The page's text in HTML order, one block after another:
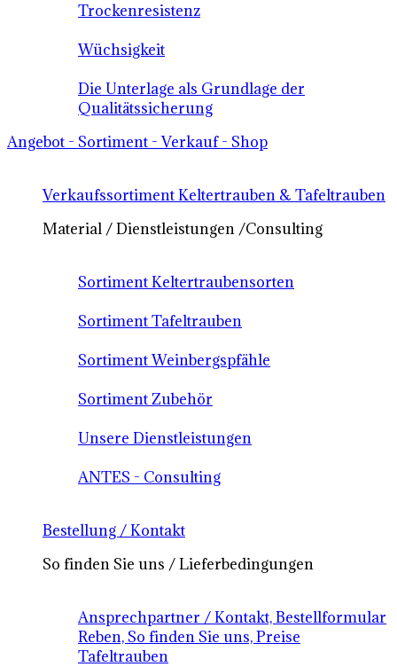
Trockenresistenz
Wüchsigkeit
Die Unterlage als Grundlage der
Qualitätssicherung
Angebot - Sortiment - Verkauf - Shop
Verkaufssortiment Keltertrauben & Tafeltrauben
Material / Dienstleistungen /Consulting
Sortiment Keltertraubensorten
Sortiment Tafeltrauben
Sortiment Weinbergspfähle
Sortiment Zubehör
Unsere Dienstleistungen
ANTES - Consulting
Bestellung / Kontakt
So finden Sie uns / Lieferbedingungen
Ansprechpartner / Kontakt, Bestellformular
Reben, So finden Sie uns, Preise
Tafeltrauben